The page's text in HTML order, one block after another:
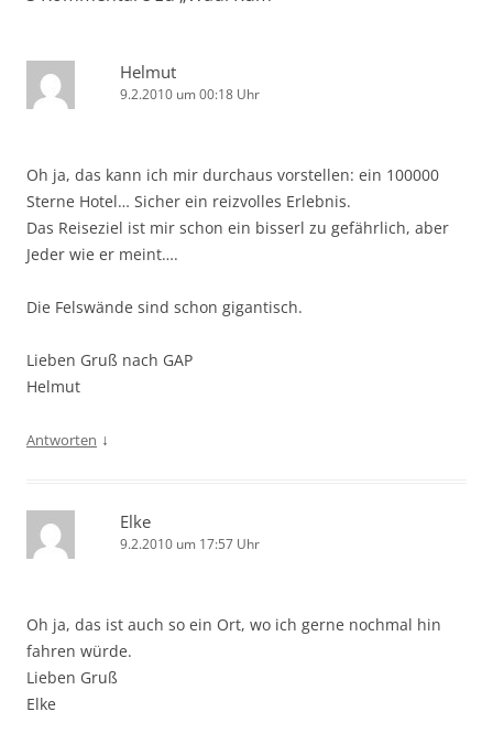
Helmut
9.2.2010 um 00:18 Uhr
Oh ja, das kann ich mir durchaus vorstellen: ein 100000
Sterne Hotel… Sicher ein reizvolles Erlebnis.
Das Reiseziel ist mir schon ein bisserl zu gefährlich, aber
Jeder wie er meint….
Die Felswände sind schon gigantisch.
Lieben Gruß nach GAP
Helmut
Antworten ↓
Elke
9.2.2010 um 17:57 Uhr
Oh ja, das ist auch so ein Ort, wo ich gerne nochmal hin
fahren würde.
Lieben Gruß
Elke